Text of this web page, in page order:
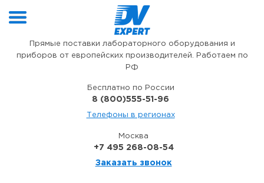
Прямые поставки лабораторного оборудования и
приборов от европейских производителей. Работаем по
РФ
Бесплатно по России
8 (800)555-51-96
Телефоны в регионах
Москва
+7 495 268-08-54
Заказать звонок